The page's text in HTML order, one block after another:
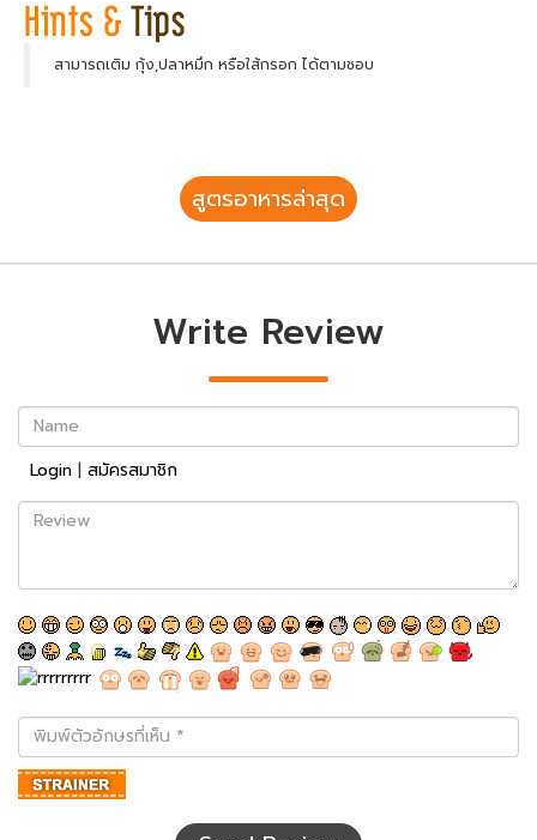
สามารถเติม กุ้ง,ปลาหมึก หรือใส้กรอก ได้ตามชอบ
สูตรอาหารล่าสุด
Write Review
Name
Login | สมัครสมาชิก
Review
พิมพ์
ตัว
อักษร
ที่